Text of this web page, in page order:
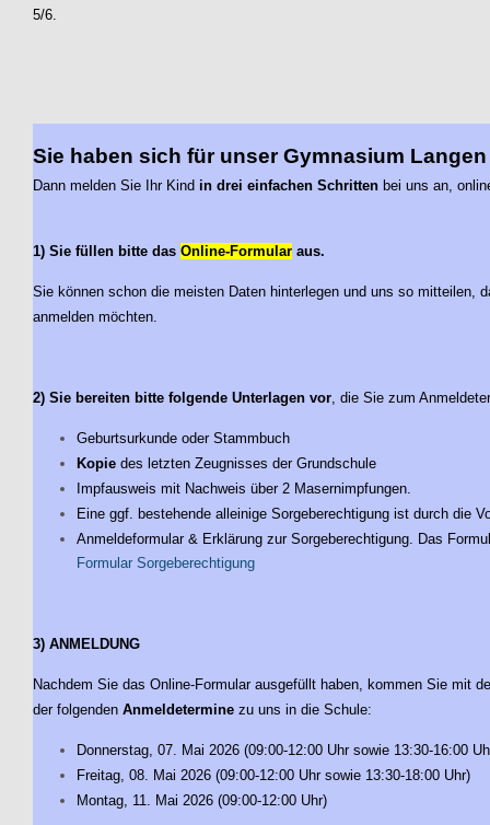
5/6.
Sie haben sich für unser Gymnasium
Dann melden Sie Ihr Kind in drei einfachen Schritten bei uns an,
1) Sie füllen bitte das Online-Formular aus.
Sie können schon die meisten Daten hinterlegen und uns so mitteilen,
anmelden möchten.
2) Sie bereiten bitte folgende Unterlagen vor, die Sie zum
Geburtsurkunde oder Stammbuch
Kopie des letzten Zeugnisses der Grundschule
Impfausweis mit Nachweis über 2 Masernimpfungen.
Eine ggf. bestehende alleinige Sorgeberechtigung ist durch die
Anmeldeformular & Erklärung zur Sorgeberechtigung. Das
Formular Sorgeberechtigung
3) ANMELDUNG
Nachdem Sie das Online-Formular ausgefüllt haben, kommen Sie mit
der folgenden Anmeldetermine zu uns in die Schule:
Donnerstag, 07. Mai 2026 (09:00-12:00 Uhr sowie 13:30-16:00
Freitag, 08. Mai 2026 (09:00-12:00 Uhr sowie 13:30-18:00 Uhr)
Montag, 11. Mai 2026 (09:00-12:00 Uhr)